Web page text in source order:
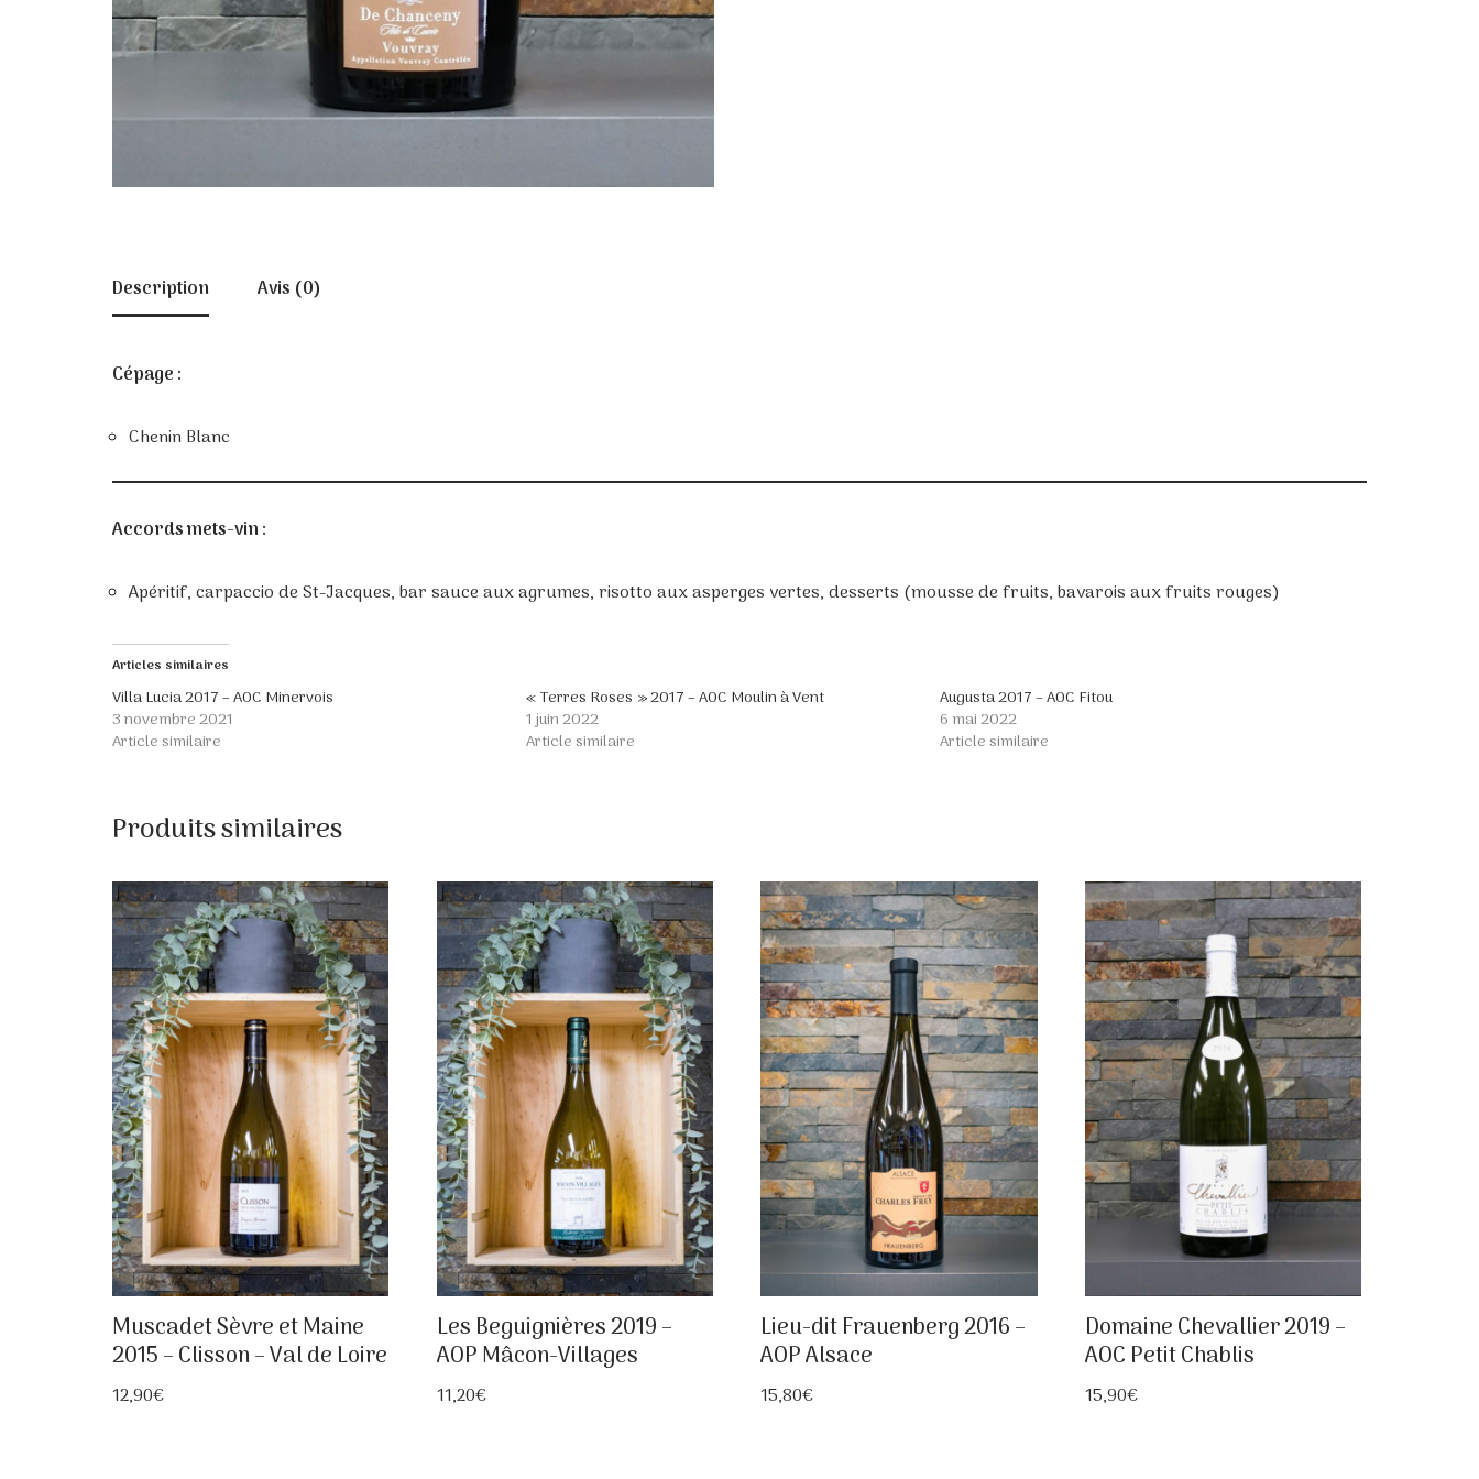
Description Avis (0)
Cépage :
Chenin Blanc
Accords mets-vin :
Apéritif, carpaccio de St-Jacques, bar sauce aux agrumes, risotto aux asperges vertes, desserts (mousse de fruits, bavarois aux fruits rouges)
Articles similaires
Villa Lucia 2017 – AOC Minervois
3 novembre 2021
Article similaire
« Terres Roses » 2017 – AOC Moulin à Vent
1 juin 2022
Article similaire
Augusta 2017 – AOC Fitou
6 mai 2022
Article similaire
Produits similaires
Muscadet Sèvre et Maine
2015 – Clisson – Val de Loire
12,90€
Les Beguignières 2019 –
AOP Mâcon-Villages
11,20€
Lieu-dit Frauenberg 2016 –
AOP Alsace
15,80€
Domaine Chevallier 2019 –
AOC Petit Chablis
15,90€